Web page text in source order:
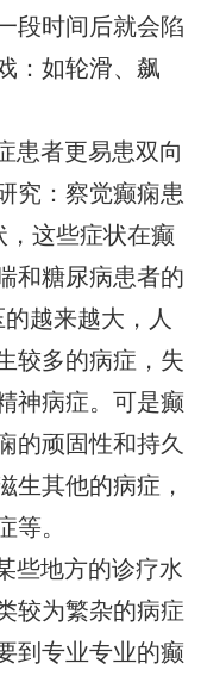
段时间后就会陷
：如轮滑、飙
患者更易患双向
究：察觉癫痫患
，这些症状在癫
和糖尿病患者的
越来越大，人
较多的病症，失
神病症。可是癫
的顽固性和持久
生其他的病症，
等。
些地方的诊疗水
较为繁杂的病症
到专业专业的癫